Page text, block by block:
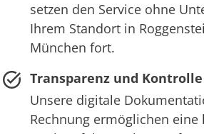
setzen den Service ohne
Ihrem Standort in
München fort.
Transparenz und Kontrolle
Unsere digitale
Rechnung ermöglichen eine